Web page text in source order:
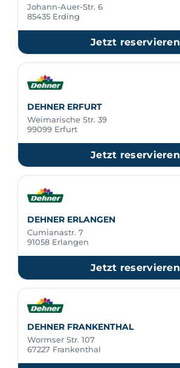
Johann-Auer-Str. 6
85435 Erding
Jetzt reservieren
DEHNER ERFURT
Weimarische Str. 39
99099 Erfurt
Jetzt reservieren
DEHNER ERLANGEN
Cumianastr. 7
91058 Erlangen
Jetzt reservieren
DEHNER FRANKENTHAL
Wormser Str. 107
67227 Frankenthal